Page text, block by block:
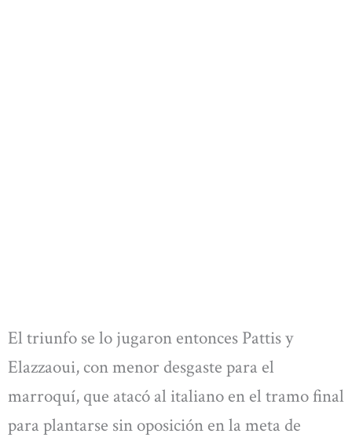
El triunfo se lo jugaron entonces Pattis y
Elazzaoui, con menor desgaste para el
marroquí, que atacó al italiano en el tramo final
para plantarse sin oposición en la meta de